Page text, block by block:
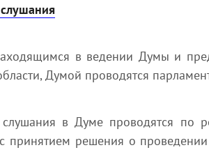
в ведении Думы и
Думой проводятся
слушания в Думе проводятся
принятием решения о проведении